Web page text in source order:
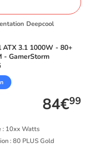
Deepcool
ATX 3.1 1000W - 80+
- GamerStorm
84€99
: 10xx Watts
: 80 PLUS Gold